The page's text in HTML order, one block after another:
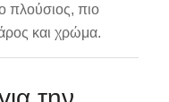
πλούσιος, πιο
και χρώμα.